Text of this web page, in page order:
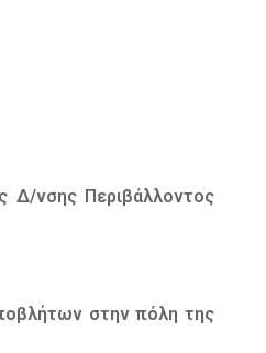
Δ/νσης Περιβάλλοντος
στην πόλη της